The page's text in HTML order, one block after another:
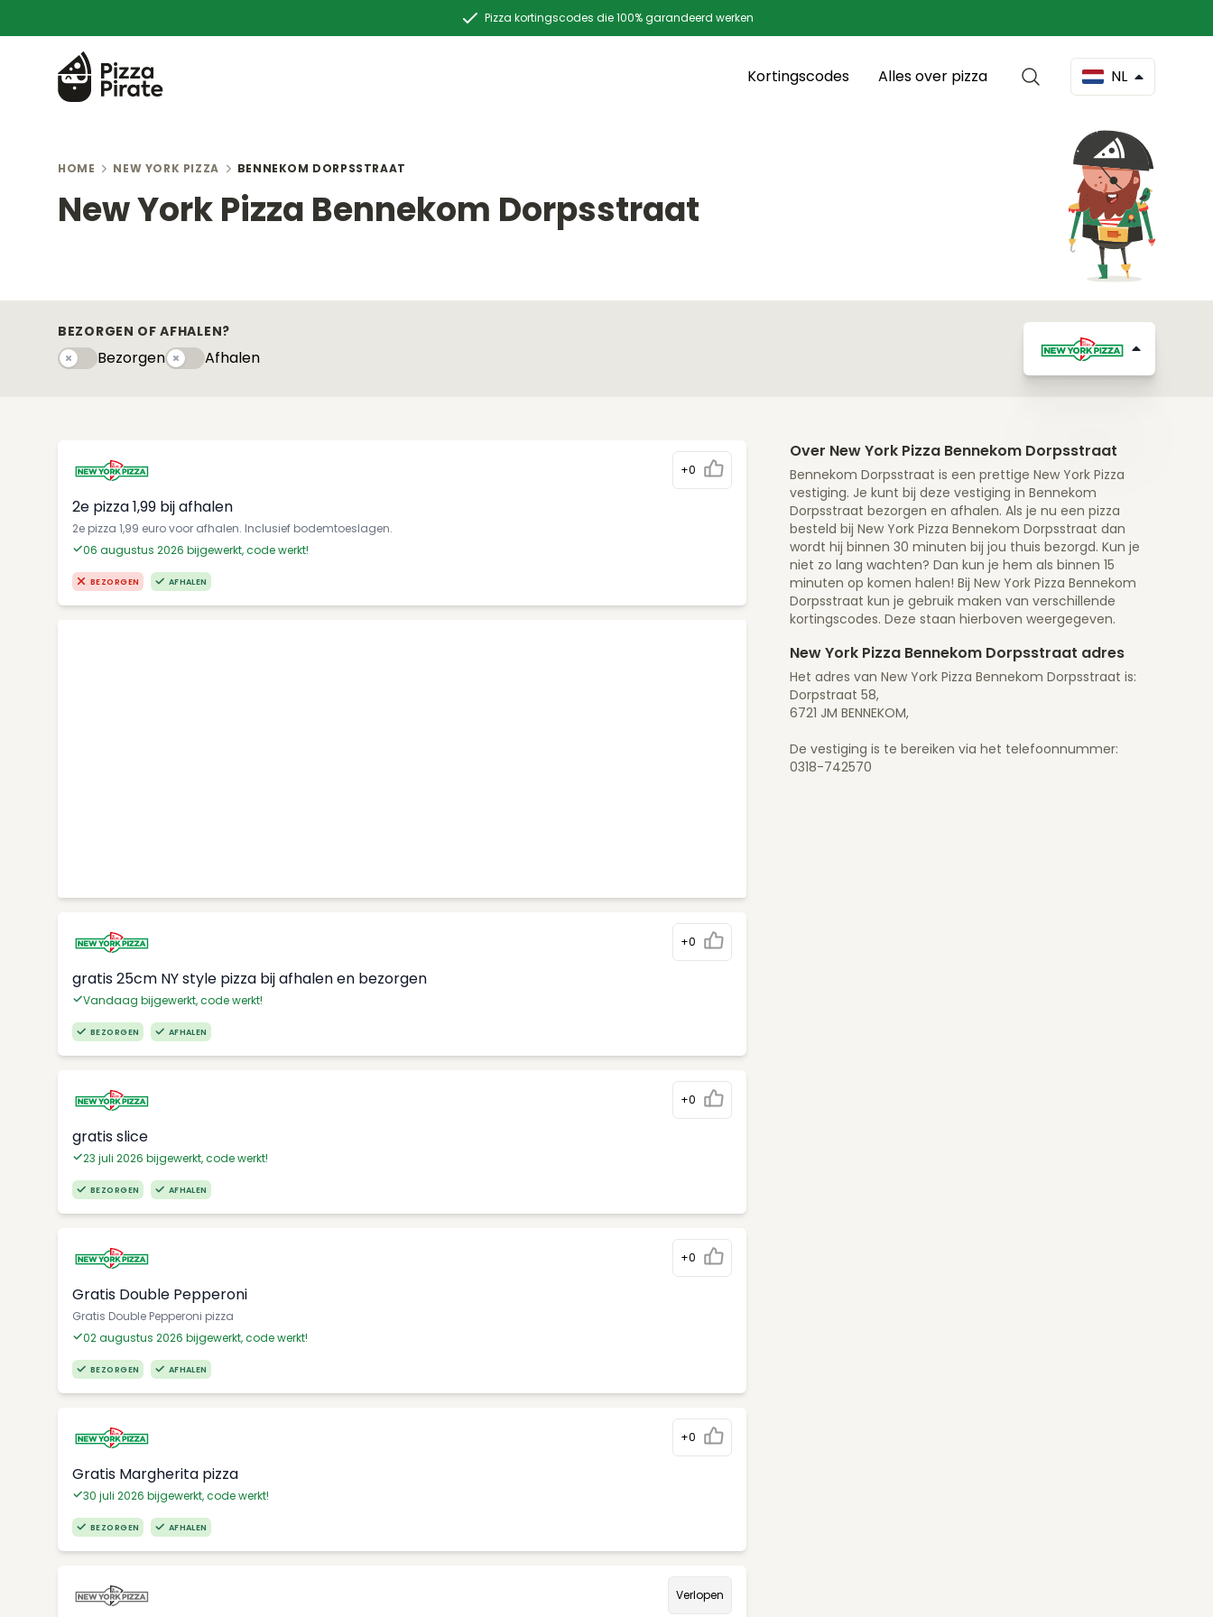
Pizza kortingscodes die 100% garandeerd werken
Kortingscodes Alles over pizza NL
HOME NEW YORK PIZZA BENNEKOM DORPSSTRAAT
New York Pizza Bennekom Dorpsstraat
BEZORGEN OF AFHALEN?
BezorgenBezorgenAfhalenyAfhalen
+0
2e pizza 1,99 bij afhalen
2e pizza 1,99 euro voor afhalen. Inclusief bodemtoeslagen.
06 augustus 2026 bijgewerkt, code werkt!
BEZORGEN AFHALEN
+0
gratis 25cm NY style pizza bij afhalen en bezorgen
Vandaag bijgewerkt, code werkt!
BEZORGEN AFHALEN
+0
gratis slice
23 juli 2026 bijgewerkt, code werkt!
BEZORGEN AFHALEN
+0
Gratis Double Pepperoni
Gratis Double Pepperoni pizza
02 augustus 2026 bijgewerkt, code werkt!
BEZORGEN AFHALEN
+0
Gratis Margherita pizza
30 juli 2026 bijgewerkt, code werkt!
BEZORGEN AFHALEN
Verlopen
Over New York Pizza Bennekom Dorpsstraat
Bennekom Dorpsstraat is een prettige New York Pizza
vestiging. Je kunt bij deze vestiging in Bennekom
Dorpsstraat bezorgen en afhalen. Als je nu een pizza
besteld bij New York Pizza Bennekom Dorpsstraat dan
wordt hij binnen 30 minuten bij jou thuis bezorgd. Kun je
niet zo lang wachten? Dan kun je hem als binnen 15
minuten op komen halen! Bij New York Pizza Bennekom
Dorpsstraat kun je gebruik maken van verschillende
kortingscodes. Deze staan hierboven weergegeven.
New York Pizza Bennekom Dorpsstraat adres
Het adres van New York Pizza Bennekom Dorpsstraat is:
Dorpstraat 58,
6721 JM BENNEKOM,
De vestiging is te bereiken via het telefoonnummer:
0318-742570